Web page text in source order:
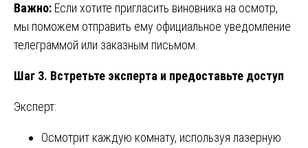
Важно: Если хотите пригласить виновника на осмотр,
мы поможем отправить ему официальное уведомление
телеграммой или заказным письмом.
Шаг 3. Встретьте эксперта и предоставьте доступ
Эксперт:
Осмотрит каждую комнату, используя лазерную